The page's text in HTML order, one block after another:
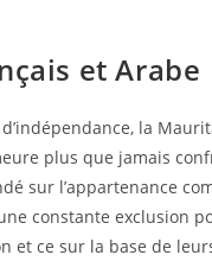
et Arabe
la
plus que jamais
sur l’appartenance
constante exclusion
et ce sur la base de